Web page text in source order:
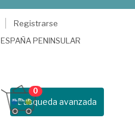
Registrarse
ESPAÑA PENINSULAR
Busqueda avanzada
0